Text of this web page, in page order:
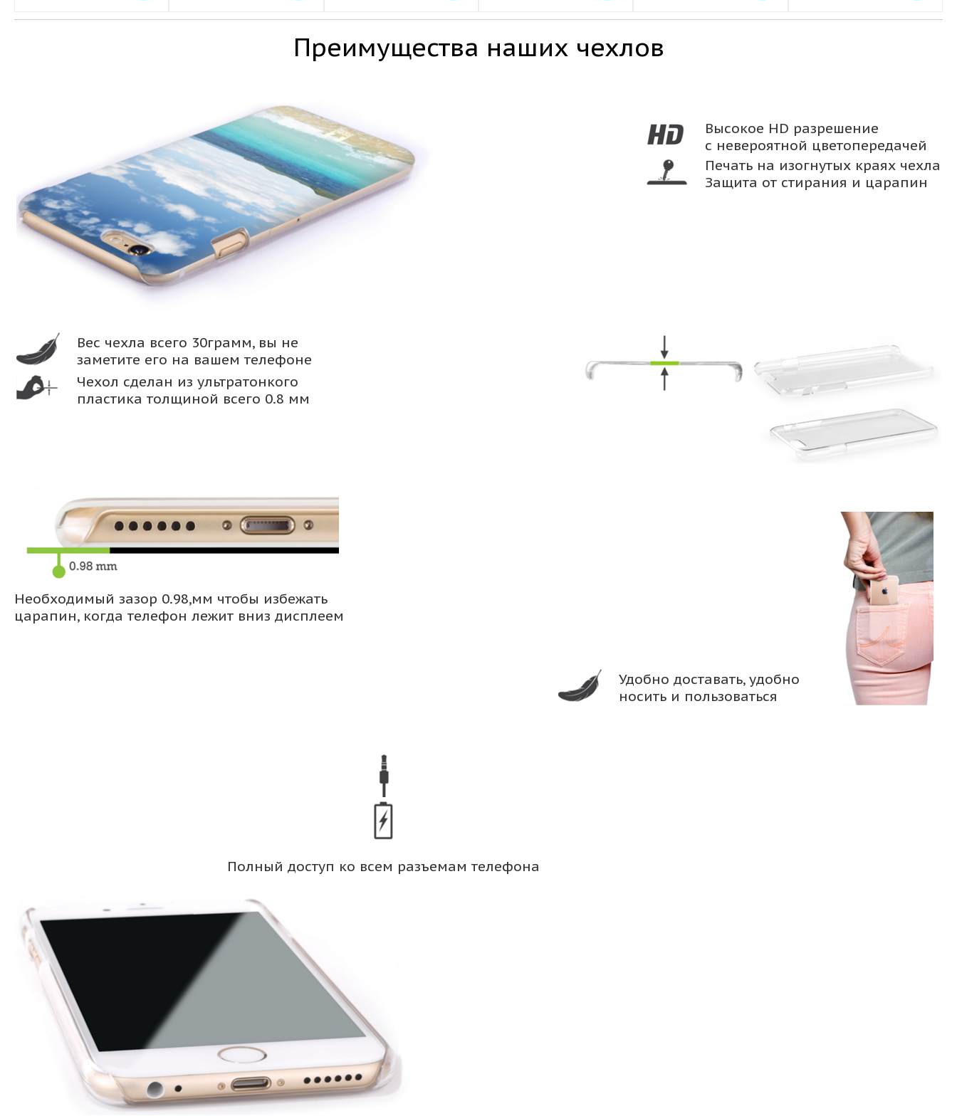
Преимущества наших чехлов
Высокое HD разрешение
с невероятной цветопередачей
Печать на изогнутых краях чехла
Защита от стирания и царапин
Вес чехла всего 30грамм, вы не
заметите его на вашем телефоне
Чехол сделан из ультратонкого
пластика толщиной всего 0.8 мм
Удобно доставать, удобно
носить и пользоваться
Необходимый зазор 0.98,мм чтобы избежать
царапин, когда телефон лежит вниз дисплеем
Полный доступ ко всем разъемам телефона